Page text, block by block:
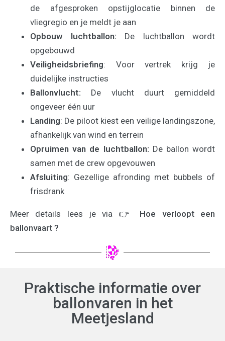
de afgesproken opstijglocatie binnen de
vliegregio en je meldt je aan
Opbouw luchtballon: De luchtballon wordt
opgebouwd
Veiligheidsbriefing: Voor vertrek krijg je
duidelijke instructies
Ballonvlucht: De vlucht duurt gemiddeld
ongeveer één uur
Landing: De piloot kiest een veilige landingszone,
afhankelijk van wind en terrein
Opruimen van de luchtballon: De ballon wordt
samen met de crew opgevouwen
Afsluiting: Gezellige afronding met bubbels of
frisdrank
Meer details lees je via 👉 Hoe verloopt een
ballonvaart ?
Praktische informatie over
ballonvaren in het
Meetjesland